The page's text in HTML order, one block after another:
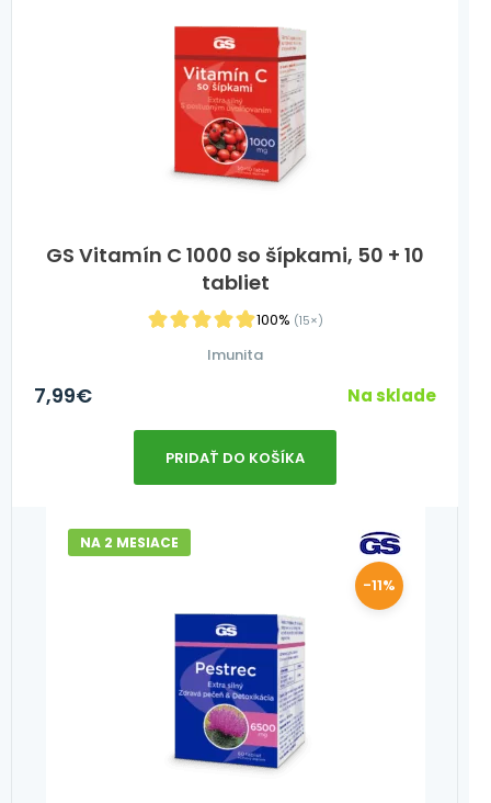
GS Vitamín C 1000 so šípkami, 50 + 10
tabliet
100% (15×)
Imunita
7,99€ Na sklade
PRIDAŤ DO KOŠÍKA
NA 2 MESIACE
-11%